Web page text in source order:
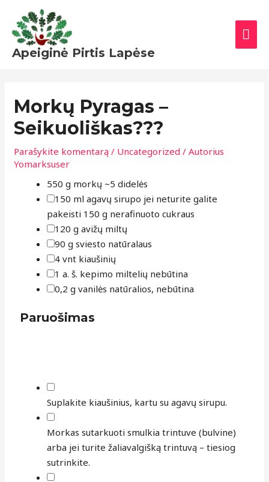
prie
turinio
Apeiginė Pirtis Lapėse
Morkų Pyragas –
Seikuoliškas???
Parašykite komentarą / Uncategorized / Autorius
Yomarksuser
▢
550 g morkų ~5 didelės
▢
150 ml agavų sirupo jei neturite galite
pakeisti 150 g nerafinuoto cukraus
▢
120 g avižų miltų
▢
90 g sviesto natūralaus
▢
4 vnt kiaušinių
▢
1 a. š. kepimo miltelių nebūtina
▢
0,2 g vanilės natūralios, nebūtina
Paruošimas
▢
Suplakite kiaušinius, kartu su agavų sirupu.
▢
Morkas sutarkuoti smulkia trintuve (bulvine)
arba jei turite žaliavalgišką trintuvą – tiesiog
sutrinkite.
▢
▢
▢